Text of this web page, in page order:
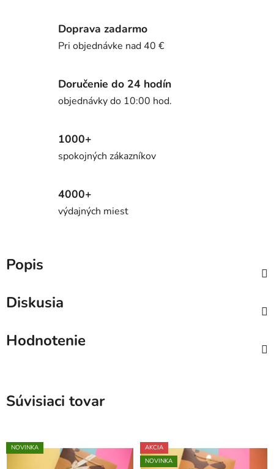
Doprava zadarmo
Pri objednávke nad 40 €
Doručenie do 24 hodín
objednávky do 10:00 hod.
1000+
spokojných zákazníkov
4000+
výdajných miest
Popis
Diskusia
Hodnotenie
Súvisiaci tovar
NOVINKA
AKCIA
NOVINKA